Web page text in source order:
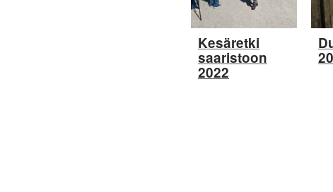
Kesäretki
saaristoon
2022